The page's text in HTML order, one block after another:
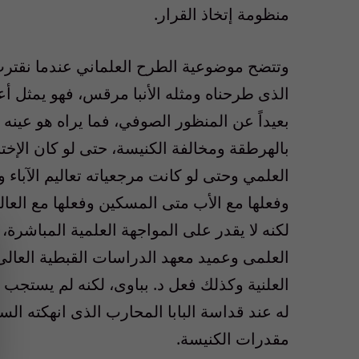
منظومة إتخاذ القرار.
وتتضح موضوعية الطرح العلماني عندما
الذى طرحناه ومثله الأنبا مرقس، فهو
بعيداً عن المنظور الصوفي، فما يراه هو عينه
بالهرطقة ومخالفة الكنيسة، حتى لو كان
العلمي وحتى لو كانت مرجعياته تعاليم
وفعلها مع الأب متى المسكين وفعلها مع
لكنه لا يقدر على المواجهة العلمية
العلمى وعميد معهد الدراسات القبطية
العلنية وكذلك فعل د. بباوى، لكنه لم يستجب
له عند قداسة البابا المحارب الذى انهكته
مقدرات الكنيسة.